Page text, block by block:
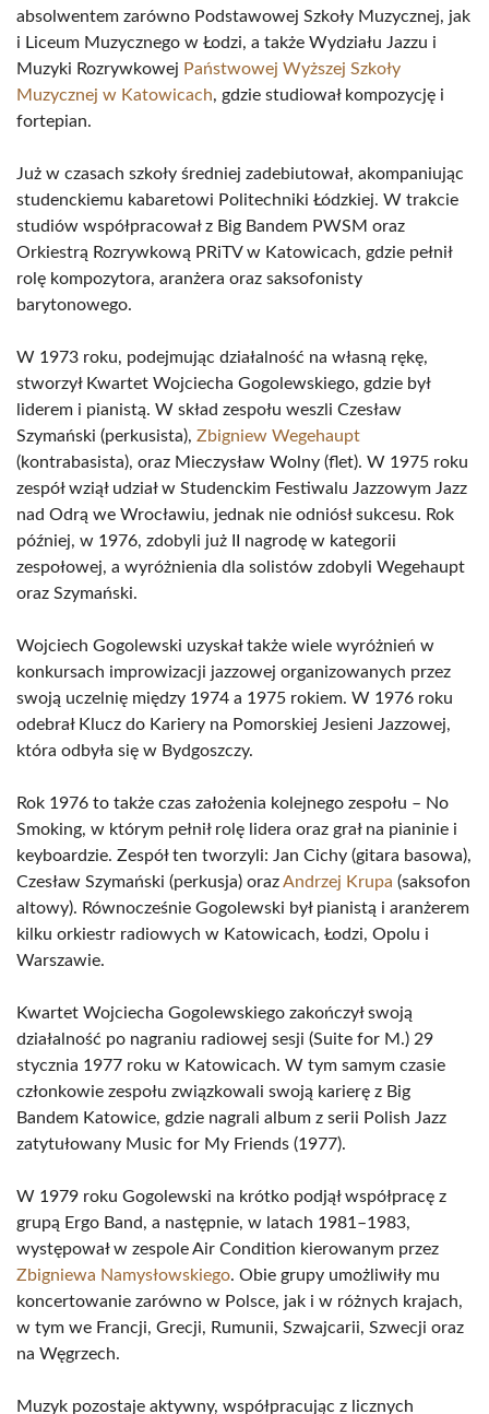
absolwentem zarówno Podstawowej Szkoły Muzycznej, jak
i Liceum Muzycznego w Łodzi, a także Wydziału Jazzu i
Muzyki Rozrywkowej Państwowej Wyższej Szkoły
Muzycznej w Katowicach, gdzie studiował kompozycję i
fortepian.
Już w czasach szkoły średniej zadebiutował, akompaniując
studenckiemu kabaretowi Politechniki Łódzkiej. W trakcie
studiów współpracował z Big Bandem PWSM oraz
Orkiestrą Rozrywkową PRiTV w Katowicach, gdzie pełnił
rolę kompozytora, aranżera oraz saksofonisty
barytonowego.
W 1973 roku, podejmując działalność na własną rękę,
stworzył Kwartet Wojciecha Gogolewskiego, gdzie był
liderem i pianistą. W skład zespołu weszli Czesław
Szymański (perkusista), Zbigniew Wegehaupt
(kontrabasista), oraz Mieczysław Wolny (flet). W 1975 roku
zespół wziął udział w Studenckim Festiwalu Jazzowym Jazz
nad Odrą we Wrocławiu, jednak nie odniósł sukcesu. Rok
później, w 1976, zdobyli już II nagrodę w kategorii
zespołowej, a wyróżnienia dla solistów zdobyli Wegehaupt
oraz Szymański.
Wojciech Gogolewski uzyskał także wiele wyróżnień w
konkursach improwizacji jazzowej organizowanych przez
swoją uczelnię między 1974 a 1975 rokiem. W 1976 roku
odebrał Klucz do Kariery na Pomorskiej Jesieni Jazzowej,
która odbyła się w Bydgoszczy.
Rok 1976 to także czas założenia kolejnego zespołu – No
Smoking, w którym pełnił rolę lidera oraz grał na pianinie i
keyboardzie. Zespół ten tworzyli: Jan Cichy (gitara basowa),
Czesław Szymański (perkusja) orazAndrzej Krupa (saksofon
altowy). Równocześnie Gogolewski był pianistą i aranżerem
kilku orkiestr radiowych w Katowicach, Łodzi, Opolu i
Warszawie.
Kwartet Wojciecha Gogolewskiego zakończył swoją
działalność po nagraniu radiowej sesji (Suite for M.) 29
stycznia 1977 roku w Katowicach. W tym samym czasie
członkowie zespołu związkowali swoją karierę z Big
Bandem Katowice, gdzie nagrali album z serii Polish Jazz
zatytułowany Music for My Friends (1977).
W 1979 roku Gogolewski na krótko podjął współpracę z
grupą Ergo Band, a następnie, w latach 1981–1983,
występował w zespole Air Condition kierowanym przez
Zbigniewa Namysłowskiego. Obie grupy umożliwiły mu
koncertowanie zarówno w Polsce, jak i w różnych krajach,
w tym we Francji, Grecji, Rumunii, Szwajcarii, Szwecji oraz
na Węgrzech.
Muzyk pozostaje aktywny, współpracując z licznych